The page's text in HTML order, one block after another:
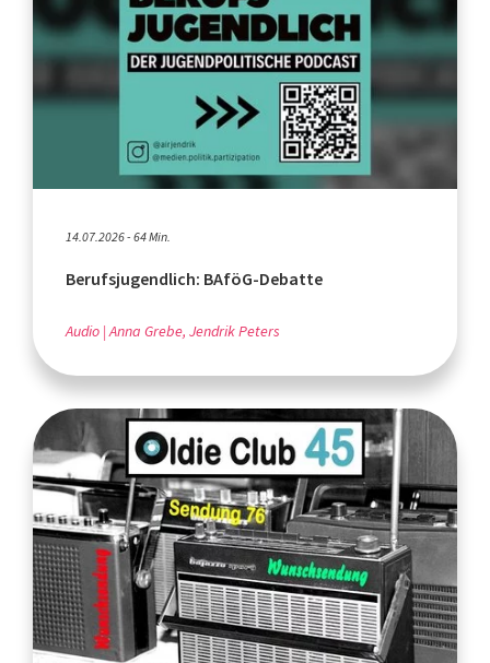
14.07.2026 - 64 Min.
Berufsjugendlich: BAföG-Debatte
Audio Anna Grebe, Jendrik Peters